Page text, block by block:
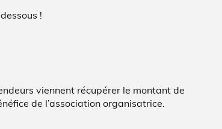
!
viennent récupérer le montant de
de l’association organisatrice.